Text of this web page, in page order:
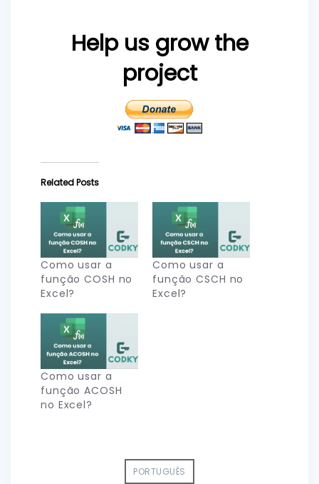
Help us grow the
project
Related Posts
Como usar a
função COSH no
Excel?
Como usar a
função CSCH no
Excel?
Como usar a
função ACOSH
no Excel?
PORTUGUÊS